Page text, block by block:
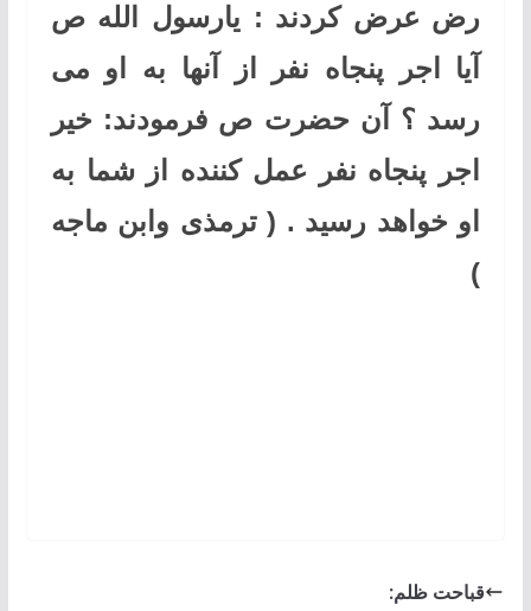
رض عرض کردند : یارسول الله ص
آیا اجر پنجاه نفر از آنها به او می
رسد ؟ آن حضرت ص فرمودند: خیر
اجر پنجاه نفر عمل کننده از شما به
او خواهد رسید . ( ترمذی وابن ماجه
)
قباحت ظلم: